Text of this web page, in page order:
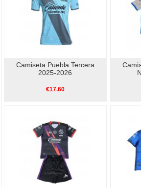
Camiseta Puebla Tercera
2025-2026
€17.60